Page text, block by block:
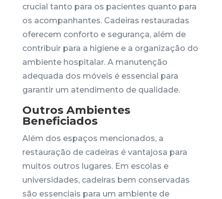
crucial tanto para os pacientes quanto para
os acompanhantes. Cadeiras restauradas
oferecem conforto e segurança, além de
contribuir para a higiene e a organização do
ambiente hospitalar. A manutenção
adequada dos móveis é essencial para
garantir um atendimento de qualidade.
Outros Ambientes
Beneficiados
Além dos espaços mencionados, a
restauração de cadeiras é vantajosa para
muitos outros lugares. Em escolas e
universidades, cadeiras bem conservadas
são essenciais para um ambiente de